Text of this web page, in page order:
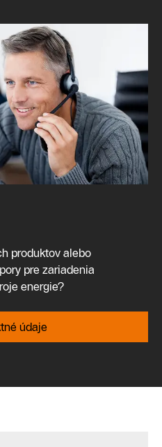
produktov alebo
pre zariadenia
energie?
údaje